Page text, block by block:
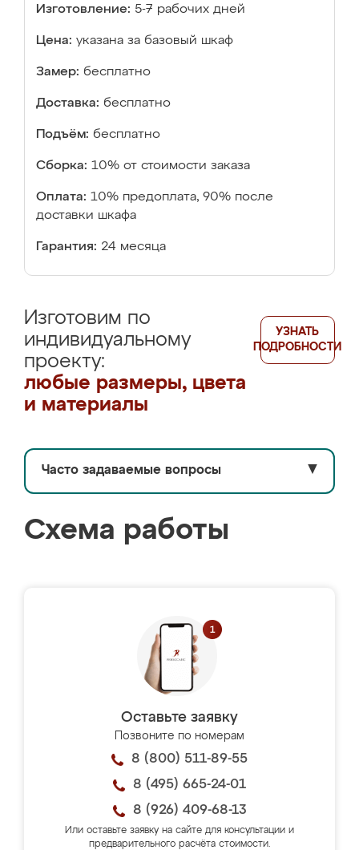
Изготовление: 5-7 рабочих дней
Цена: указана за базовый шкаф
Замер: бесплатно
Доставка: бесплатно
Подъём: бесплатно
Сборка: 10% от стоимости заказа
Оплата: 10% предоплата, 90% после
доставки шкафа
Гарантия: 24 месяца
Изготовим по
индивидуальному
проекту:
любые размеры, цвета
и материалы
УЗНАТЬ
ПОДРОБНОСТИ
Часто задаваемые вопросы ▼
Схема работы
Оставьте заявку
Позвоните по номерам
8 (800) 511-89-55
8 (495) 665-24-01
8 (926) 409-68-13
Или оставьте заявку на сайте для консультации и
предварительного расчёта стоимости.